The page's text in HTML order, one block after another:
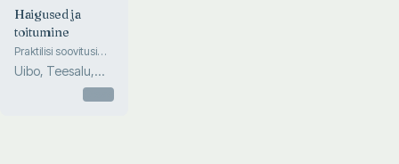
Haigused ja
toitumine
Praktilisi soovitusi
toitumiseks haiguse
ajal
Uibo, Teesalu,
Lehtmets, Sa...